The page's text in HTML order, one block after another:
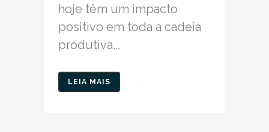
hoje têm um impacto
positivo em toda a cadeia
produtiva...
LEIA MAIS